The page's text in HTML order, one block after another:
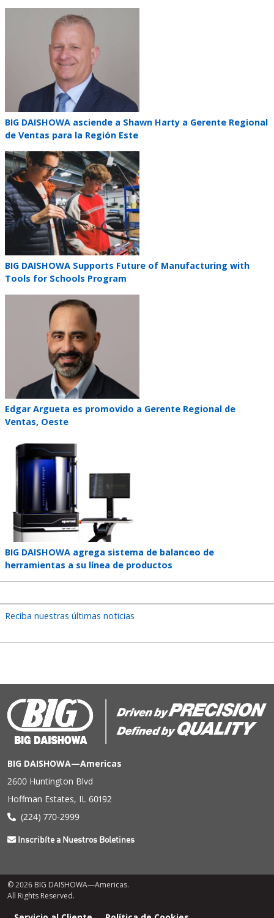
Teaser
title
BIG DAISHOWA asciende a Shawn Harty a Gerente Regional
de Ventas para la Región Este
Teaser
image
Teaser
title
BIG DAISHOWA Supports Future of Manufacturing with
Tools for Schools Program
Teaser
title
Edgar Argueta es promovido a Gerente Regional de
Ventas, Oeste
Teaser
image
Teaser
title
BIG DAISHOWA agrega sistema de balanceo de
herramientas a su línea de productos
Reciba nuestras últimas noticias
BIG DAISHOWA—Americas
2600 Huntington Blvd
Hoffman Estates, IL 60192
(224) 770-2999
Inscribíte a Nuestros Boletines
© 2026 BIG DAISHOWA—Americas.
All Rights Reserved.